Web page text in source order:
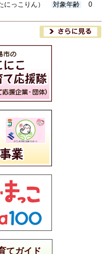
にっこりん） 対象年齢
0
てガイド